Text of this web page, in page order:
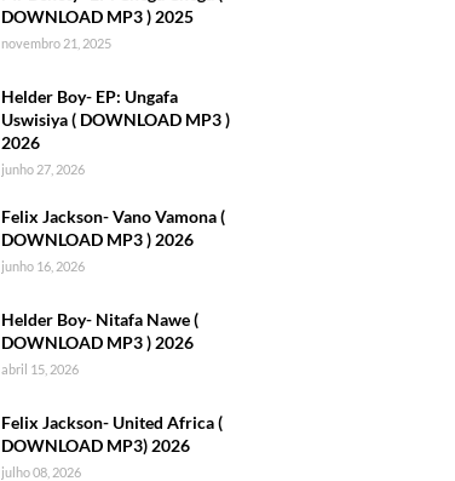
DOWNLOAD MP3 ) 2025
novembro 21, 2025
Helder Boy- EP: Ungafa
Uswisiya ( DOWNLOAD MP3 )
2026
junho 27, 2026
Felix Jackson- Vano Vamona (
DOWNLOAD MP3 ) 2026
junho 16, 2026
Helder Boy- Nitafa Nawe (
DOWNLOAD MP3 ) 2026
abril 15, 2026
Felix Jackson- United Africa (
DOWNLOAD MP3) 2026
julho 08, 2026